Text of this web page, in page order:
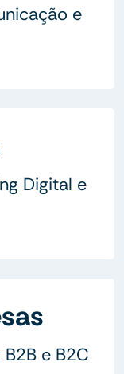
e
Digital e
e B2C